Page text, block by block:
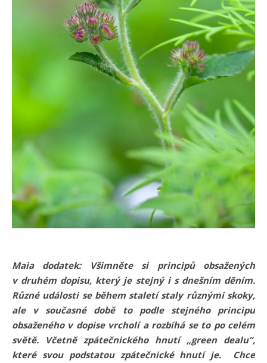
Maia dodatek: Všimněte si principů obsažených
v druhém dopisu, který je stejný i s dnešním děním.
Různé události se během staletí staly různými skoky,
ale v současné době to podle stejného principu
obsaženého v dopise vrcholí a rozbíhá se to po celém
světě. Včetně zpátečnického hnutí „green dealu“,
které svou podstatou zpátečnické hnutí je. Chce